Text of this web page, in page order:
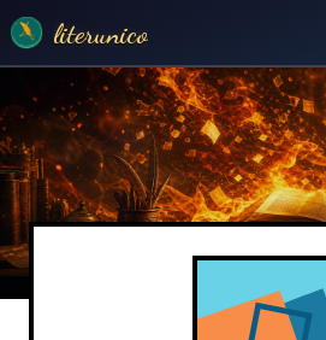
literunico